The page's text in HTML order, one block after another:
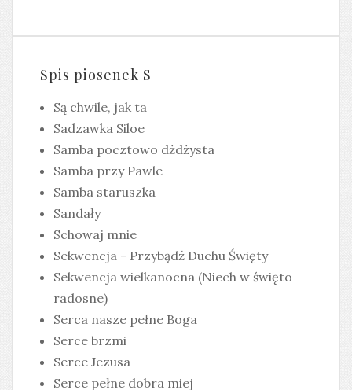
Spis piosenek S
Są chwile, jak ta
Sadzawka Siloe
Samba pocztowo dżdżysta
Samba przy Pawle
Samba staruszka
Sandały
Schowaj mnie
Sekwencja - Przybądź Duchu Święty
Sekwencja wielkanocna (Niech w święto
radosne)
Serca nasze pełne Boga
Serce brzmi
Serce Jezusa
Serce pełne dobra miej